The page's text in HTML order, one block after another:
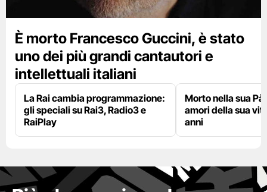
È morto Francesco Guccini, è stato
uno dei più grandi cantautori e
intellettuali italiani
La Rai cambia programmazione:
gli speciali su Rai3, Radio3 e
RaiPlay
Morto nella sua
amori della sua
anni